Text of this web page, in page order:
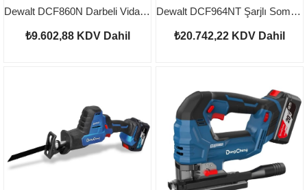
Dewalt DCF860N Darbeli Vidalama Kömürsüz Aküsüz
₺9.602,88 KDV Dahil
Dewalt DCF964NT Şarjlı Somun Sıkma
₺20.742,22 KDV Dahil